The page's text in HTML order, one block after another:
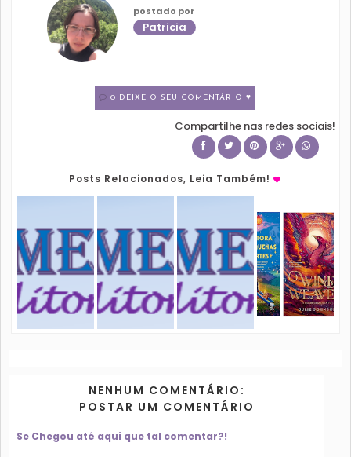
postado por
Patricia
0 DEIXE O SEU COMENTÁRIO ♥
Compartilhe nas redes sociais!
Posts Relacionados, Leia Também!
NENHUM COMENTÁRIO:
POSTAR UM COMENTÁRIO
Se Chegou até aqui que tal comentar?!